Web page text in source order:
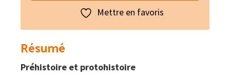
d'archéologie
40
Mettre en favoris
Résumé
Préhistoire et protohistoire